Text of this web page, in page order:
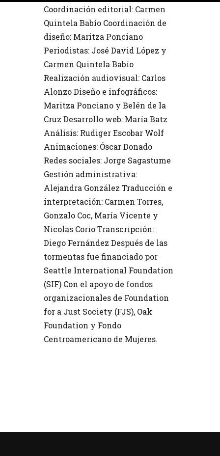
Coordinación editorial: Carmen
Quintela Babío Coordinación de
diseño: Maritza Ponciano
Periodistas: José David López y
Carmen Quintela Babío
Realización audiovisual: Carlos
Alonzo Diseño e infográficos:
Maritza Ponciano y Belén de la
Cruz Desarrollo web: María Batz
Análisis: Rudiger Escobar Wolf
Animaciones: Óscar Donado
Redes sociales: Jorge Sagastume
Gestión administrativa:
Alejandra González Traducción e
interpretación: Carmen Torres,
Gonzalo Coc, María Vicente y
Nicolas Corio Transcripción:
Diego Fernández Después de las
tormentas fue financiado por
Seattle International Foundation
(SIF) Con el apoyo de fondos
organizacionales de Foundation
for a Just Society (FJS), Oak
Foundation y Fondo
Centroamericano de Mujeres.